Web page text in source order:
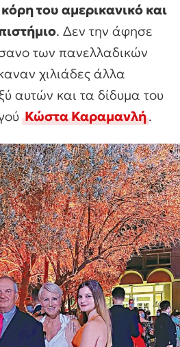
του αμερικανικό και
. Δεν την άφησε
των πανελλαδικών
χιλιάδες άλλα
αυτών και τα δίδυμα του
Κώστα Καραμανλή.